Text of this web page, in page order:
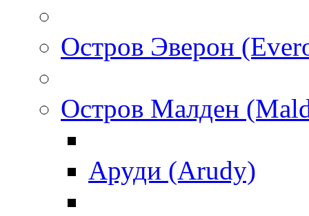
Остров Эверон
Остров Малден
Аруди (Arudy)